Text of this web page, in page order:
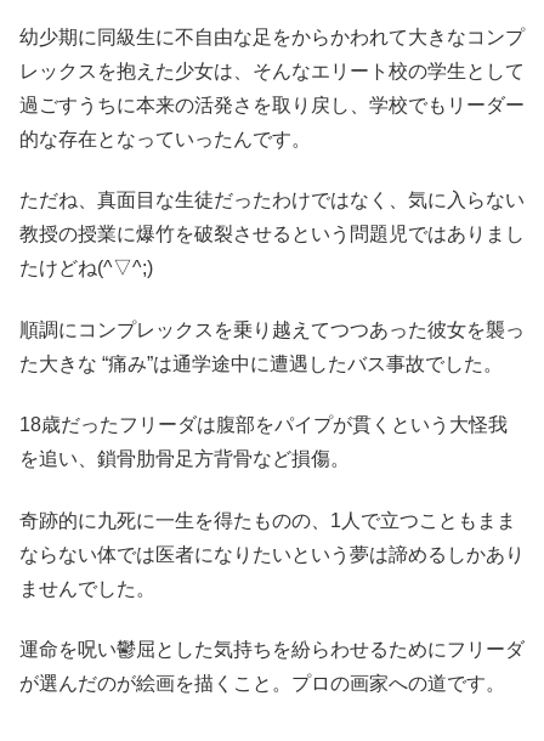
幼少期に同級生に不自由な足をからかわれて大きなコンプ
レックスを抱えた少女は、そんなエリート校の学生として
過ごすうちに本来の活発さを取り戻し、学校でもリーダー
的な存在となっていったんです。
ただね、真面目な生徒だったわけではなく、気に入らない
教授の授業に爆竹を破裂させるという問題児ではありまし
たけどね(^▽^;)
順調にコンプレックスを乗り越えてつつあった彼女を襲っ
た大きな “痛み”は通学途中に遭遇したバス事故でした。
18歳だったフリーダは腹部をパイプが貫くという大怪我
を追い、鎖骨肋骨足方背骨など損傷。
奇跡的に九死に一生を得たものの、1人で立つこともまま
ならない体では医者になりたいという夢は諦めるしかあり
ませんでした。
運命を呪い鬱屈とした気持ちを紛らわせるためにフリーダ
が選んだのが絵画を描くこと。プロの画家への道です。